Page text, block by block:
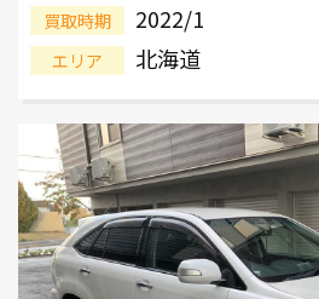
買取時期 2022/1
エリア 北海道